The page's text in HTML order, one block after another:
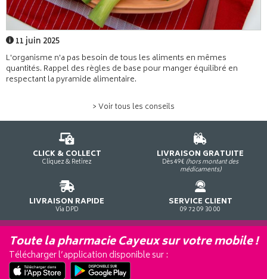
11 juin 2025
L'organisme n'a pas besoin de tous les aliments en mêmes
quantités. Rappel des règles de base pour manger équilibré en
respectant la pyramide alimentaire.
> Voir tous les conseils
CLICK & COLLECT
Cliquez & Retirez
LIVRAISON GRATUITE
Dès 49€ (hors montant des
médicaments)
LIVRAISON RAPIDE
Via DPD
SERVICE CLIENT
09 72 09 30 00
Toute la pharmacie Cayeux sur votre mobile !
Télécharger l’application disponible sur :